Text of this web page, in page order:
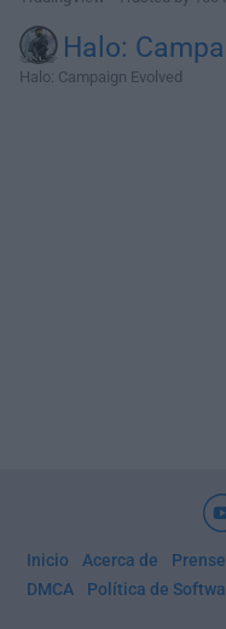
Halo:
Halo: Campaign Evolved
Inicio Acerca de
DMCA
Política de